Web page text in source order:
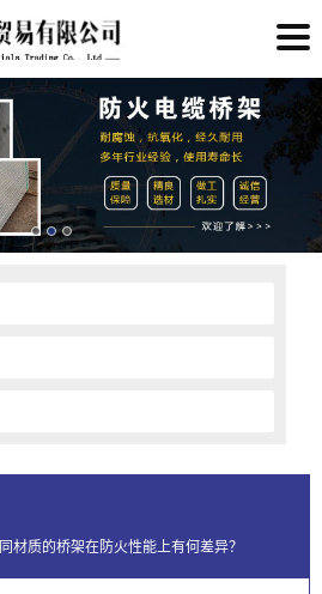
材质的桥架在防火性能上有何差异？